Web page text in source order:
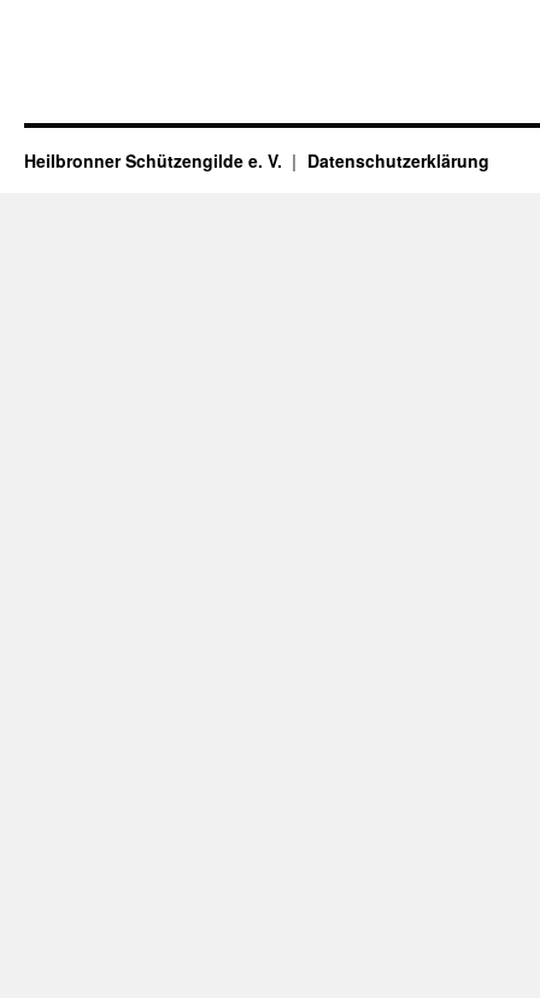
Heilbronner Schützengilde e. V. Datenschutzerklärung